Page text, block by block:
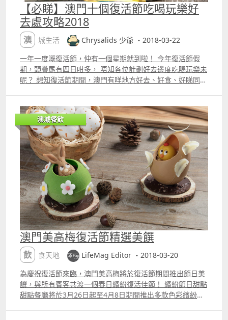
【必睇】澳門十個復活節吃喝玩樂好
去處攻略2018
澳城生活
Chrysalids 少爺 ・2018-03-22
一年一度嘅復活節，仲有一個星期就到啦！ 今年復活節假
期，頭疊尾有四日咁多， 唔知各位計劃好去邊度吃喝玩樂未
呢？ 想知復活節期間，澳門有咩地方好去、好食、好睇同好
遊塔、JW 萬豪酒店、MGM 美高梅、新濠影匯、主教座堂、
果阿之夜、氹仔舊城區藝術空間同埋永樂戲院。 首先係
「吃」，民以食為天，少爺十分建議去 JW 萬豪酒店「名廚
都匯 Urban Kitchen」，同埋澳門美高梅「甜點餐廳」及
「寶雅座法國餐廳」。 講甜品，有紅絲絨蛋糕、「復活節小
兔」蛋糕，包您甜到漏； 講海鮮，有成個海咁多款式嘅海鮮
陣、水煮波士頓龍蝦，多款到眼都花埋； 講高級，有鮑魚泡
飯、法國生蠔、片皮鴨、三文魚刺身、烤羊腿，最有體面嘅
不二之選。 簡直就係應有盡有，最啱復活節一家大細齊齊食
通街，咁就磨走幾個小時啦。 澳門 JW 萬豪酒店﹣名廚都匯
Urban Kitchen 名廚都匯_紅絲絨蛋糕 傳說中包羅萬有的海
鮮陣 最夠體面的鮑魚泡飯 無可能會失禮人的片皮鴨 少爺知
齋睇圖片係唔夠，所以準備埋介紹短片畀大家睇埋。（＃貼
心的少爺） 澳門 JW 萬豪酒店「名廚都匯」介紹短片： 以上
圖片及短片來源：lt;Cheersgt;﹣必食：鮑魚泡飯、片皮
鴨！ 澳門 JW 萬豪酒店 Urban Kitchen 名廚都匯自助餐 少
爺亦都曾經做過小朋友，知小朋友最鍾意既得意又可愛嘅食
物， 例如復活蛋，復活兔等等。 作為家長可以不妨考慮帶
澳城餐飲
澳門美高梅復活節精選美饌
飲食天地
LifeMag Editor ・2018-03-20
為慶祝復活節來臨，澳門美高梅將於復活節期間推出節日美
饌，與所有賓客共渡一個春日繽紛復活佳節！ 繽紛節日甜點
甜點餐廳將於3月26日起至4月8日期間推出多款色彩繽紛、